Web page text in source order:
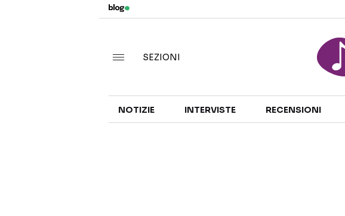
SEZIONI
NOTIZIE INTERVISTE RECENSIONI